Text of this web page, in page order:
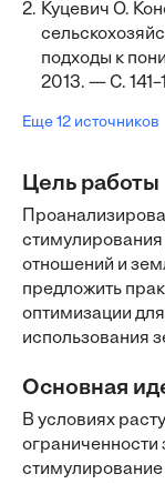
2. Куцевич О.
подходы к
2013. — С.
Еще 12 источников
Цель работы
отношений и
предложить
оптимизации
использования
Основная
В условиях